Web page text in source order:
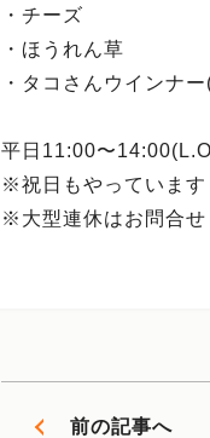
・チーズ
・ほうれん草
・タコさんウインナ
平日11:00〜
※祝日もやっています
※大型連休はお問合せ
前の記事へ